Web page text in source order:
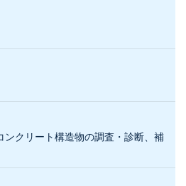
ンクリート構造物の調査・診断、補